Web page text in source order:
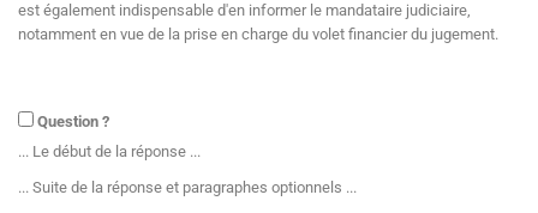
est également indispensable d'en informer le mandataire judiciaire,
notamment en vue de la prise en charge du volet financier du jugement.
Question ?
... Le début de la réponse ...
... Suite de la réponse et paragraphes optionnels ...